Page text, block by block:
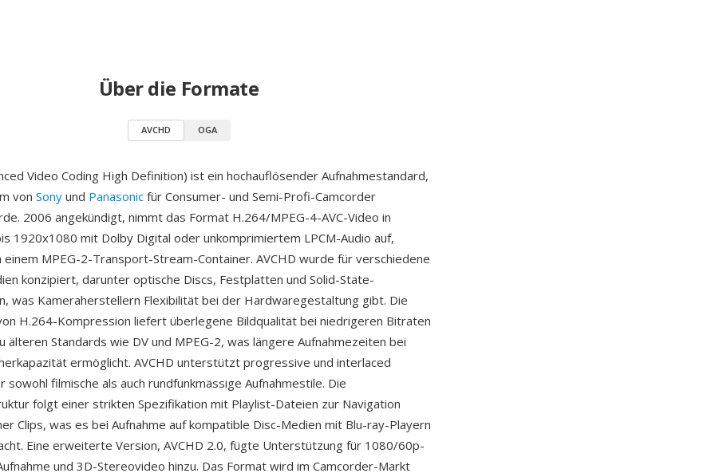
Über die Formate
AVCHD OGA
Video Coding High Definition) ist ein hochauflösender Aufnahmestandard,
von Sony und Panasonic für Consumer- und Semi-Profi-Camcorder
2006 angekündigt, nimmt das Format H.264/MPEG-4-AVC-Video in
1920x1080 mit Dolby Digital oder unkomprimiertem LPCM-Audio auf,
einem MPEG-2-Transport-Stream-Container. AVCHD wurde für verschiedene
konzipiert, darunter optische Discs, Festplatten und Solid-State-
was Kameraherstellern Flexibilität bei der Hardwaregestaltung gibt. Die
H.264-Kompression liefert überlegene Bildqualität bei niedrigeren Bitraten
älteren Standards wie DV und MPEG-2, was längere Aufnahmezeiten bei
ermöglicht. AVCHD unterstützt progressive und interlaced
sowohl filmische als auch rundfunkmässige Aufnahmestile. Die
folgt einer strikten Spezifikation mit Playlist-Dateien zur Navigation
Clips, was es bei Aufnahme auf kompatible Disc-Medien mit Blu-ray-Playern
Eine erweiterte Version, AVCHD 2.0, fügte Unterstützung für 1080/60p-
und 3D-Stereovideo hinzu. Das Format wird im Camcorder-Markt